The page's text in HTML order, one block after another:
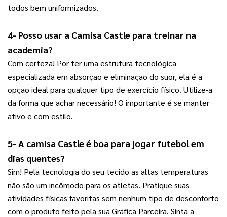
todos bem uniformizados.
4- Posso usar a Camisa Castle para treinar na
academia?
Com certeza! Por ter uma estrutura tecnológica
especializada em absorção e eliminação do suor, ela é a
opção ideal para qualquer tipo de exercício físico. Utilize-a
da forma que achar necessário! O importante é se manter
ativo e com estilo.
5- A camisa Castle é boa para jogar futebol em
dias quentes?
Sim! Pela tecnologia do seu tecido as altas temperaturas
não são um incômodo para os atletas. Pratique suas
atividades físicas favoritas sem nenhum tipo de desconforto
com o produto feito pela sua Gráfica Parceira. Sinta a